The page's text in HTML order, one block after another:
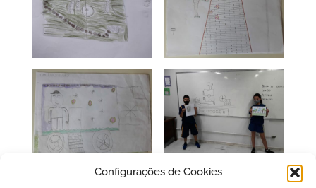
Configurações de Cookies
Ismael Krishna de Andrade Neiva (MG)